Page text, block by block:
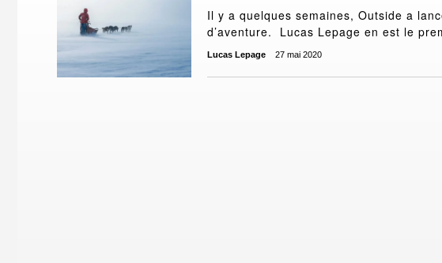
Il y a quelques semaines, Outside a
d’aventure. Lucas Lepage en est le
Lucas Lepage 27 mai 2020